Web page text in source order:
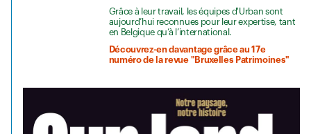
Grâce à leur travail, les équipes d'Urban sont
aujourd’hui reconnues pour leur expertise, tant
en Belgique qu’à l’international.
Découvrez-en davantage grâce au 17e
numéro de la revue "Bruxelles Patrimoines"